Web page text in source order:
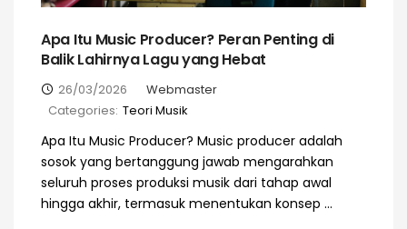
Apa Itu Music Producer? Peran Penting di
Balik Lahirnya Lagu yang Hebat
26/03/2026
Webmaster
Categories: Teori Musik
Apa Itu Music Producer? Music producer adalah
sosok yang bertanggung jawab mengarahkan
seluruh proses produksi musik dari tahap awal
hingga akhir, termasuk menentukan konsep ...